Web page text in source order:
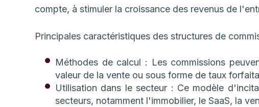
compte, à stimuler la croissance des revenus de
Principales caractéristiques des structures de
Méthodes de calcul : Les commissions
valeur de la vente ou sous forme de taux
Utilisation dans le secteur : Ce modèle
secteurs, notamment l'immobilier, le SaaS, la